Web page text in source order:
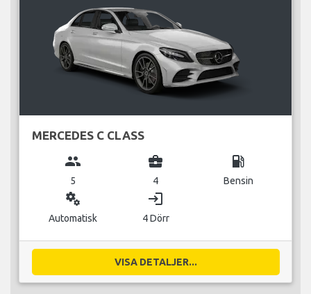
MERCEDES C CLASS
group
5
business_center
4
local_gas_station
Bensin
miscellaneous_services
Automatisk
login
4 Dörr
VISA DETALJER...